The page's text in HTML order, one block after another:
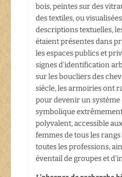
bois, peintes sur des
des textiles, ou
descriptions textuelles,
étaient présentes dans
les espaces publics et
signes d’identification
sur les boucliers des
siècle, les armoiries ont
pour devenir un
symbolique
polyvalent, accessible
femmes de tous les
toutes les professions,
éventail de groupes et